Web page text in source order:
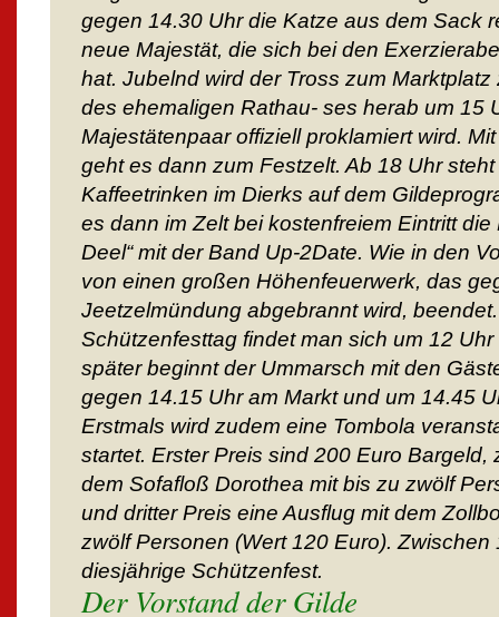
gegen 14.30 Uhr die Katze aus dem Sack
neue Majestät, die sich bei den
hat. Jubelnd wird der Tross zum
des ehemaligen Rathau- ses herab um 15
Majestätenpaar offiziell proklamiert wird.
geht es dann zum Festzelt. Ab 18 Uhr
Kaffeetrinken im Dierks auf dem
es dann im Zelt bei kostenfreiem Eintritt
Deel“ mit der Band Up-2Date. Wie in den
von einen großen Höhenfeuerwerk, das
Jeetzelmündung abgebrannt wird,
Schützenfesttag findet man sich um 12
später beginnt der Ummarsch mit den
gegen 14.15 Uhr am Markt und um 14.45
Erstmals wird zudem eine Tombola
startet. Erster Preis sind 200 Euro Bargeld,
dem Sofafloß Dorothea mit bis zu zwölf
und dritter Preis eine Ausflug mit dem
zwölf Personen (Wert 120 Euro).
diesjährige Schützenfest.
Der Vorstand der Gilde